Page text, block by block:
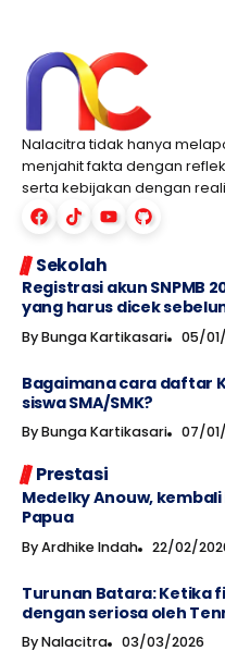
Nalacitra tidak hanya
menjahit fakta dengan
serta kebijakan dengan
Sekolah
Registrasi akun SNPMB
yang harus dicek
ByBunga Kartikasari 05/
Bagaimana cara daftar
siswa SMA/SMK?
ByBunga Kartikasari 07/
Prestasi
Medelky Anouw,
Papua
ByArdhike Indah 22/02/
Turunan Batara: Ketika
dengan seriosa oleh
ByNalacitra 03/03/2026